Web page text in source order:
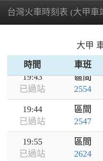
台灣火車時刻表 (大甲車
大甲
時間
車班
18:57
已過站
區間快
1038
已過站
區間
2622
19:43
已過站
區間
2554
19:44
已過站
區間
2547
19:55
已過站
區間
2624